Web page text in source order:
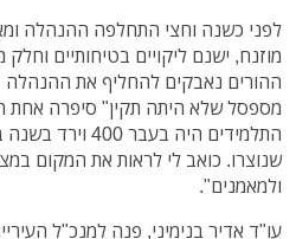
לפני כשנה וחצי התחלפה ההנהלה
מוזנח, ישנם ליקויים בטיחותיים
ההורים נאבקים להחליף את ההנהלה
מספסל שלא היתה תקין" סיפרה אחת
שנוצרו. כואב לי לראות את המקום
ולמאמנים".
עו"ד אדיר בנימיני, פנה למנכ"ל